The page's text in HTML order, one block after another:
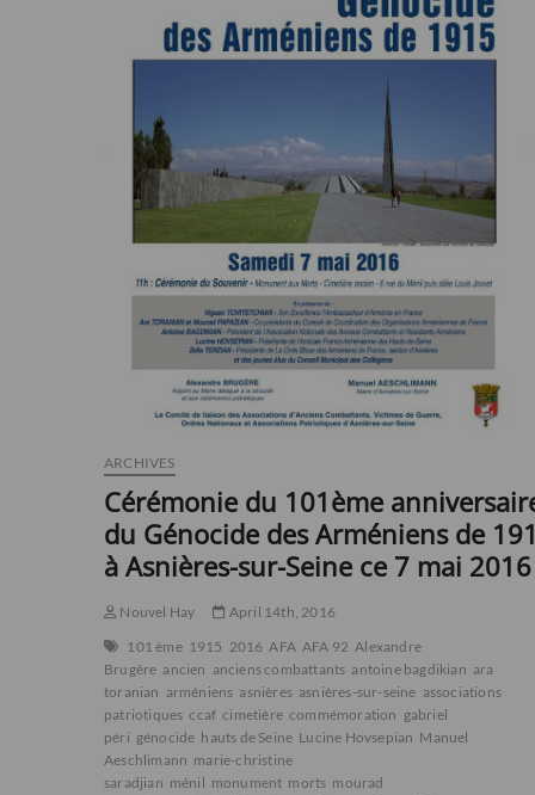
Asnières
le
Jeudi
ARCHIVES
Cérémonie du 101ème
du Génocide des Arméniens de
à Asnières-sur-Seine ce 7 mai 2016
Nouvel Hay
April 14th, 2016
101 ème 1915 2016 AFA AFA 92 Alexandre
Brugère ancien anciens combattants antoine bagdikian ara
toranian arméniens asnières asnières-sur-seine associations
patriotiques ccaf cimetière commémoration gabriel
péri génocide hauts de Seine Lucine Hovsepian Manuel
Aeschlimann marie-christine
saradjian ménil monument morts mourad